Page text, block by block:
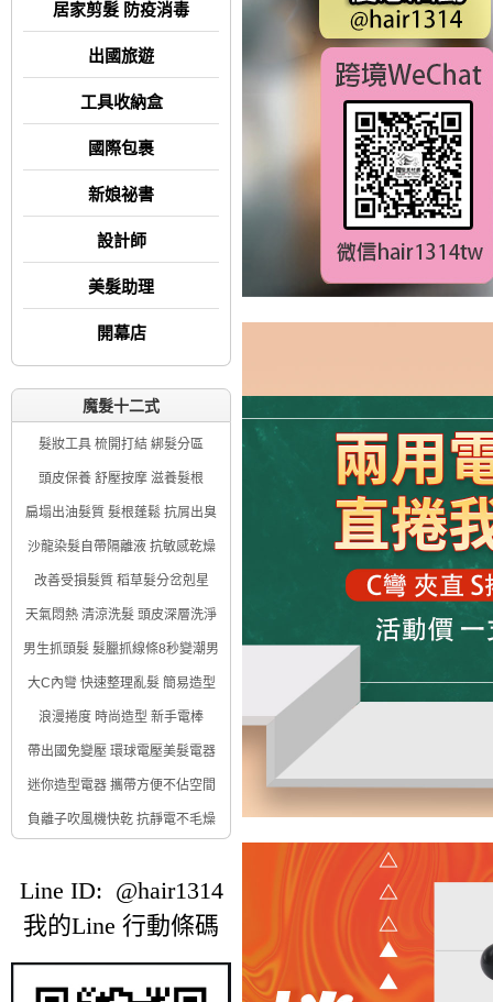
居家剪髮 防疫消毒
出國旅遊
工具收納盒
國際包裹
新娘祕書
設計師
美髮助理
開幕店
魔髮十二式
髮妝工具 梳開打結 綁髮分區
頭皮保養 舒壓按摩 滋養髮根
扁塌出油髮質 髮根蓬鬆 抗屑出臭
沙龍染髮自帶隔離液 抗敏感乾燥
改善受損髮質 稻草髮分岔剋星
天氣悶熱 清涼洗髮 頭皮深層洗淨
男生抓頭髮 髮臘抓線條8秒變潮男
大C內彎 快速整理亂髮 簡易造型
浪漫捲度 時尚造型 新手電棒
帶出國免變壓 環球電壓美髮電器
迷你造型電器 攜帶方便不佔空間
負離子吹風機快乾 抗靜電不毛燥
Line ID: @hair1314
我的Line 行動條碼